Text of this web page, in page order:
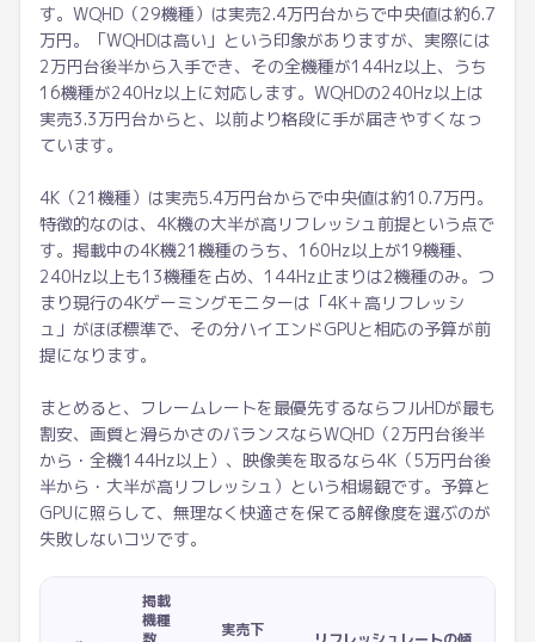
す。WQHD（29機種）は実売2.4万円台からで中央値は約6.7
万円。「WQHDは高い」という印象がありますが、実際には
2万円台後半から入手でき、その全機種が144Hz以上、うち
16機種が240Hz以上に対応します。WQHDの240Hz以上は
実売3.3万円台からと、以前より格段に手が届きやすくなっ
ています。
4K（21機種）は実売5.4万円台からで中央値は約10.7万円。
特徴的なのは、4K機の大半が高リフレッシュ前提という点で
す。掲載中の4K機21機種のうち、160Hz以上が19機種、
240Hz以上も13機種を占め、144Hz止まりは2機種のみ。つ
まり現行の4Kゲーミングモニターは「4K＋高リフレッシ
ュ」がほぼ標準で、その分ハイエンドGPUと相応の予算が前
提になります。
まとめると、フレームレートを最優先するならフルHDが最も
割安、画質と滑らかさのバランスならWQHD（2万円台後半
から・全機144Hz以上）、映像美を取るなら4K（5万円台後
半から・大半が高リフレッシュ）という相場観です。予算と
GPUに照らして、無理なく快適さを保てる解像度を選ぶのが
失敗しないコツです。
掲載
機種
実売下